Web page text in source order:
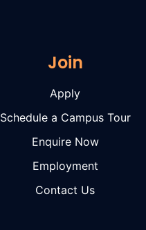
Join
Apply
Schedule a Campus Tour
Enquire Now
Employment
Contact Us